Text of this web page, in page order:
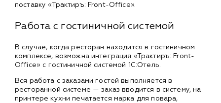
поставку «Трактиръ: Front-Office».
Работа с гостиничной системой
В случае, когда ресторан находится в гостиничном
комплексе, возможна интеграция «Трактиръ: Front-
Office» с гостиничной системой 1С:Отель.
Вся работа с заказами гостей выполняется в
ресторанной системе — заказ вводится в систему, на
принтере кухни печатается марка для повара,